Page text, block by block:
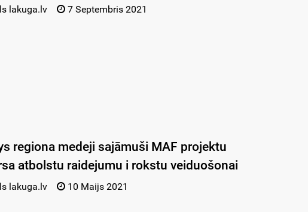
lakuga.lv 7 Septembris 2021
regiona medeji sajāmuši MAF projektu
atbolstu raidejumu i rokstu veiduošonai
lakuga.lv 10 Maijs 2021